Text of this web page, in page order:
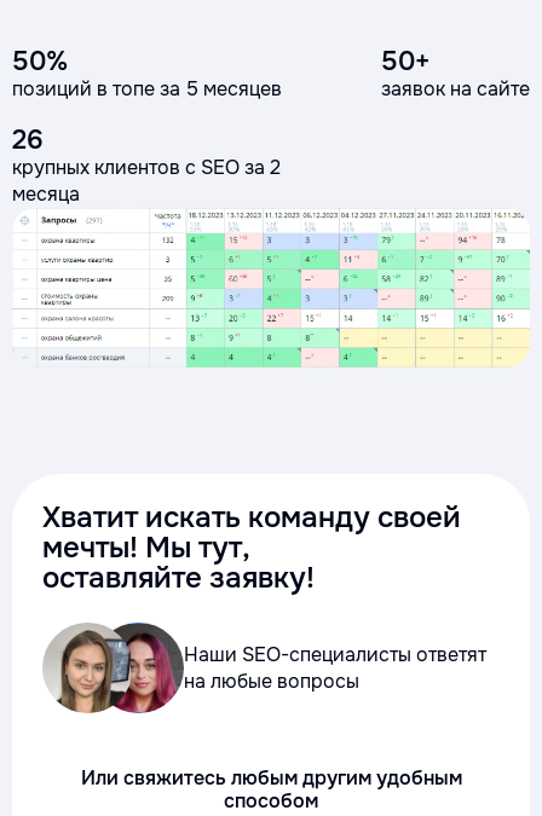
50%
позиций в топе за 5 месяцев
50+
заявок на сайте
26
крупных клиентов с SEO за 2
месяца
Хватит искать команду своей
мечты! Мы тут,
оставляйте заявку!
Наши SEO-специалисты ответят
на любые вопросы
Или свяжитесь любым другим удобным
способом